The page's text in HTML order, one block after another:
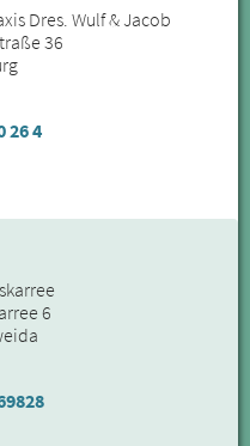
Dres. Wulf & Jacob
36
26 4
6